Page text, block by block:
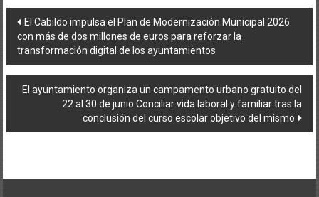
Navegación
de
entradas
El Cabildo impulsa el Plan de Modernización Municipal 2026
con más de dos millones de euros para reforzar la
transformación digital de los ayuntamientos
El ayuntamiento organiza un campamento urbano gratuito del
22 al 30 de junio Conciliar vida laboral y familiar tras la
conclusión del curso escolar objetivo del mismo